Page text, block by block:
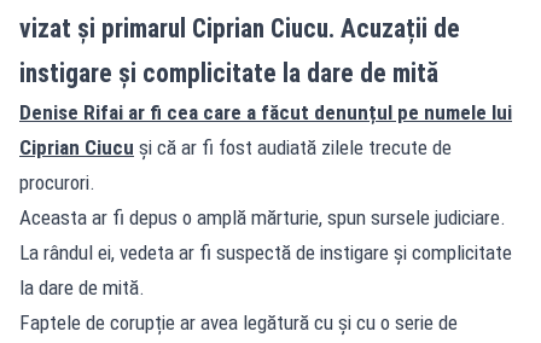
vizat și primarul Ciprian Ciucu. Acuzații de
instigare și complicitate la dare de mită
Denise Rifai ar fi cea care a făcut denunțul pe numele lui
Ciprian Ciucu și că ar fi fost audiată zilele trecute de
procurori.
Aceasta ar fi depus o amplă mărturie, spun sursele judiciare.
La rândul ei, vedeta ar fi suspectă de instigare și complicitate
la dare de mită.
Faptele de corupție ar avea legătură cu și cu o serie de